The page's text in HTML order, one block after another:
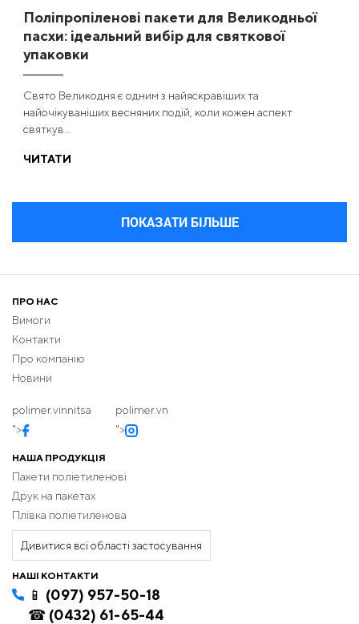
Поліпропіленові пакети для Великодньої
пасхи: ідеальний вибір для святкової
упаковки
Свято Великодня є одним з найяскравіших та
найочікуваніших весняних подій, коли кожен аспект
святкув...
ЧИТАТИ
ПОКАЗАТИ БІЛЬШЕ
ПРО НАС
Вимоги
Контакти
Про компанію
Новини
polimer.vinnitsa
">
polimer.vn
">
НАША ПРОДУКЦІЯ
Пакети поліетиленові
Друк на пакетах
Плівка поліетиленова
Дивитися всі області застосування
НАШІ КОНТАКТИ
📱 (097) 957-50-18
☎ (0432) 61-65-44